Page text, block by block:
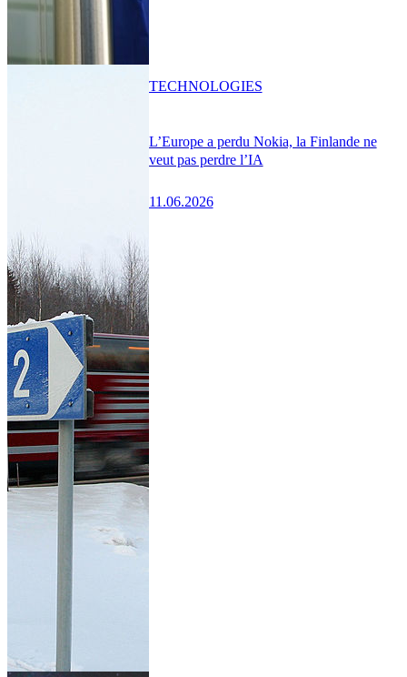
L’Europe a perdu Nokia, la Finlande ne
veut pas perdre l’IA
11.06.2026
TECHNOLOGIES